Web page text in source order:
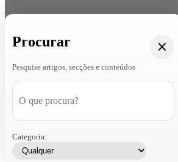
Procurar
Pesquise artigos, secções e conteúdos
Categoria: